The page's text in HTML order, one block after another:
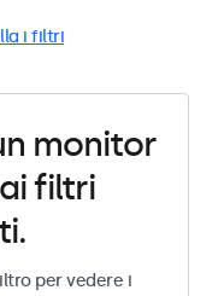
i filtri
monitor
filtri
per vedere i